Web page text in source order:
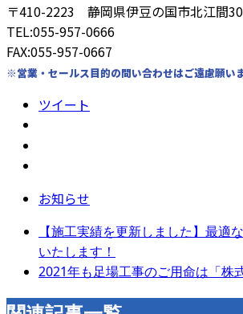
〒410-2223 静岡県伊豆の国市北江間
TEL:055-957-0666
FAX:055-957-0667
※営業・セールス目的の問い合わせはご遠慮願いま
ツイート
お知らせ
【施工実績を更新しました】最適
いたします！
2021年も足場工事のご用命は「株